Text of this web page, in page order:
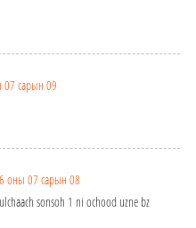
сарын 09
оны 07 сарын 08
sonsoh 1 ni ochood uzne bz